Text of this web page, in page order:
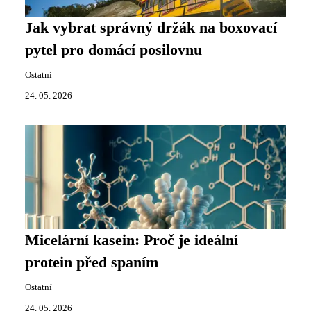
Jak vybrat správný držák na boxovací
pytel pro domácí posilovnu
Ostatní
24. 05. 2026
Micelární kasein: Proč je ideální
protein před spaním
Ostatní
24. 05. 2026